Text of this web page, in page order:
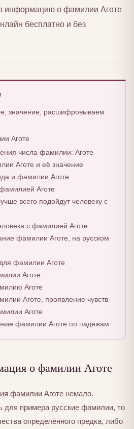
информацию о фамилии Аготе
бесплатно и без
значение, расшифровываем
Аготе
числа фамилии: Аготе
Аготе и её значение
и фамилии Аготе
Аготе
всего подойдут человеку с
с фамилией Аготе
фамилии Аготе, на русском
фамилии Аготе
Аготе
Аготе
Аготе, проявление чувств
Аготе
фамилии Аготе по падежам
о фамилии Аготе
фамилии Аготе немало.
для примера русские фамилии, то
определённого предка, либо